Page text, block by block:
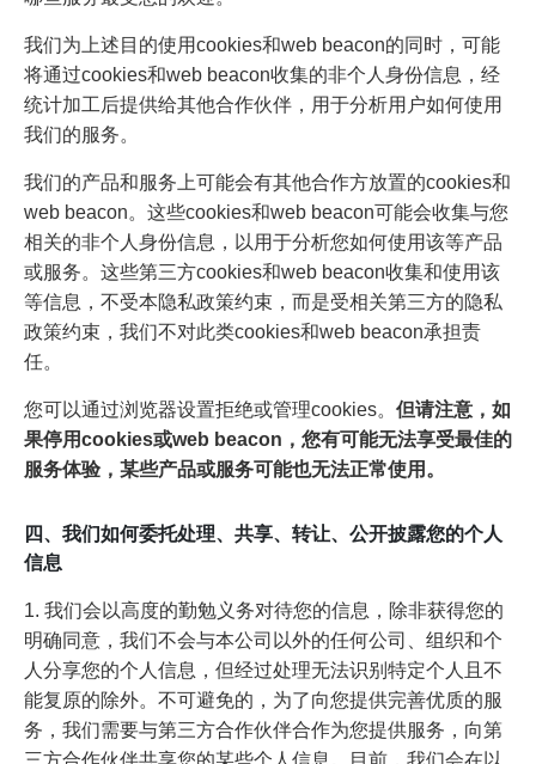
我们为上述目的使用cookies和web beacon的同时，可能
将通过cookies和web beacon收集的非个人身份信息，经
统计加工后提供给其他合作伙伴，用于分析用户如何使用
我们的服务。
我们的产品和服务上可能会有其他合作方放置的cookies和
web beacon。这些cookies和web beacon可能会收集与您
相关的非个人身份信息，以用于分析您如何使用该等产品
或服务。这些第三方cookies和web beacon收集和使用该
等信息，不受本隐私政策约束，而是受相关第三方的隐私
政策约束，我们不对此类cookies和web beacon承担责
任。
您可以通过浏览器设置拒绝或管理cookies。 但请注意，如
果停用cookies或web beacon，您有可能无法享受最佳的
服务体验，某些产品或服务可能也无法正常使用。
四、我们如何委托处理、共享、转让、公开披露您的个人
信息
1. 我们会以高度的勤勉义务对待您的信息，除非获得您的
明确同意，我们不会与本公司以外的任何公司、组织和个
人分享您的个人信息，但经过处理无法识别特定个人且不
能复原的除外。不可避免的，为了向您提供完善优质的服
务，我们需要与第三方合作伙伴合作为您提供服务，向第
三方合作伙伴共享您的某些个人信息。目前，我们会在以